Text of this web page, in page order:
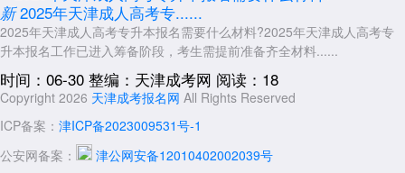
新 2025年天津成人高考专......
2025年天津成人高考专升本报名需要什么材料?2025年天津成人高考专
升本报名工作已进入筹备阶段，考生需提前准备齐全材料......
时间：06-30 整编：天津成考网 阅读：18
Copyright 2026 天津成考报名网 All Rights Reserved
ICP备案： 津ICP备2023009531号-1
公安网备案：
津公网安备12010402002039号